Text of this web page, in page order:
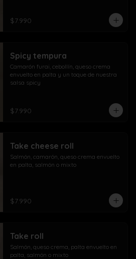
$7.990
Spicy tempura
Camarón furai, cebollín, queso crema
envuelto en palta y un toque de nuestra
salsa spicy
$7.990
Take cheese roll
Salmón, camarón, queso crema envuelto
en palta, salmón o mixto
$7.990
Take roll
Salmón, queso crema, palta envuelto en
palta, salmón o mixto